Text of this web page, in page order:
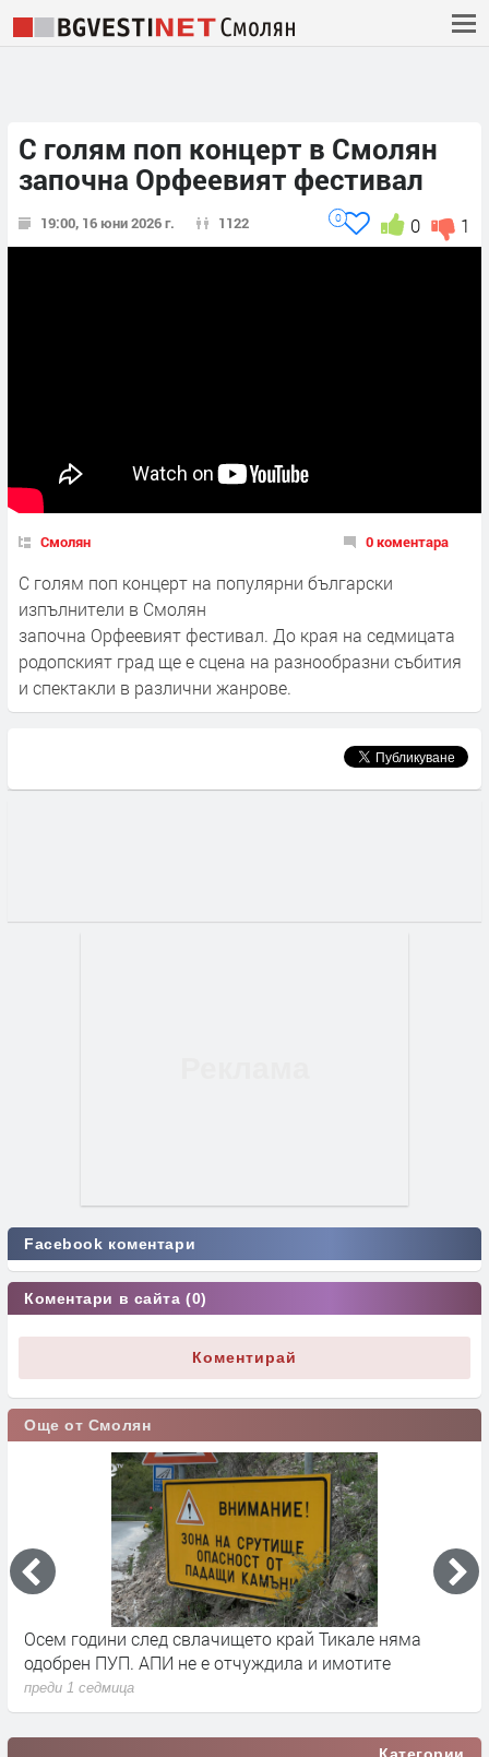
С голям поп концерт в Смолян
започна Орфеевият фестивал
19:00, 16 юни 2026 г. 1122 1
0
0
Смолян 0 коментара
С голям поп концерт на популярни български
изпълнители в Смолян
започна Орфеевият фестивал. До края на седмицата
родопският град ще е сцена на разнообразни събития
и спектакли в различни жанрове.
Facebook коментари
Коментари в сайта (0)
Коментирай
Още от Смолян
Осем години след свлачището край Тикале няма
одобрен ПУП. АПИ не е отчуждила и имотите
преди 1 седмица